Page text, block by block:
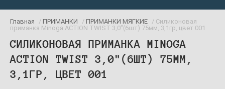
Главная / ПРИМАНКИ / ПРИМАНКИ МЯГКИЕ / Силиконовая
приманка Minoga AСTION TWIST 3,0"(6шт) 75мм, 3,1гр, цвет 001
СИЛИКОНОВАЯ ПРИМАНКА MINOGA
AСTION TWIST 3,0"(6ШТ) 75ММ,
3,1ГР, ЦВЕТ 001